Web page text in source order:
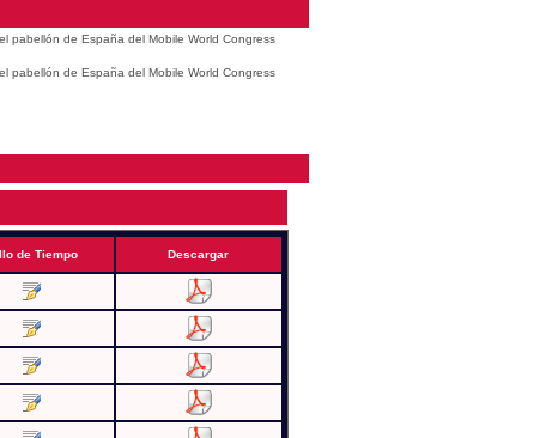
pabellón de España del Mobile World Congress
pabellón de España del Mobile World Congress
de Tiempo Descargar